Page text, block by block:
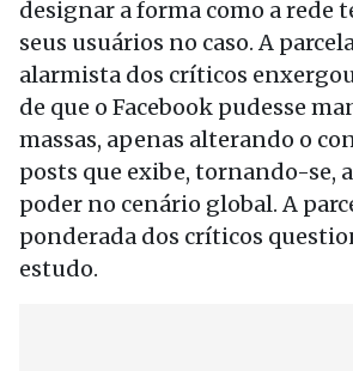
designar a forma como a rede
seus usuários no caso. A
alarmista dos críticos
de que o Facebook pudesse
massas, apenas alterando o
posts que exibe, tornando-se,
poder no cenário global. A
ponderada dos críticos
estudo.